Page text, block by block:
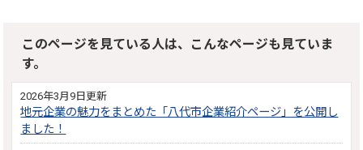
このページを見ている人は、こんなページも見ていま
す。
2026年3月9日更新
地元企業の魅力をまとめた「八代市企業紹介ページ」を公開し
ました！